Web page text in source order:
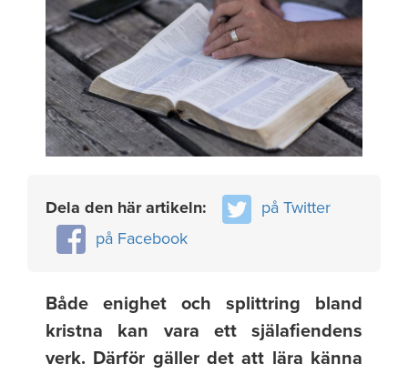
Dela den här artikeln:
på Twitter
på Facebook
Både enighet och splittring bland
kristna kan vara ett själafiendens
verk. Därför gäller det att lära känna